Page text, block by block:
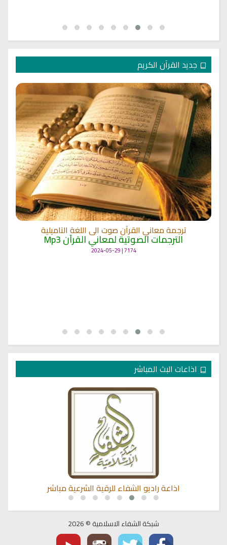
جديد القرآن الكريم
ترجمة معاني القرآن صوت الى اللغة التاميلية
الترجمات الصوتية لمعاني القرآن Mp3
7174 | 2024-05-29
اذاعات البث المباشر
اذاعة راديو الشفاء للرقية الشرعية مباشر
شبكة الشفاء الاسلامية © 2026